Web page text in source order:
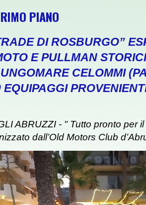
PIANO
DI ROSBURGO”
E PULLMAN
CELOMMI
EQUIPAGGI
ABRUZZI - " Tutto pronto per
dall’Old Motors Club